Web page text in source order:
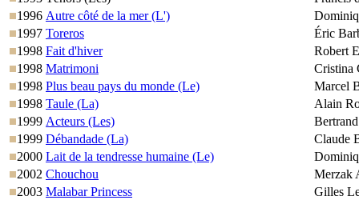
1996 Autre côté de la mer (L')
1997 Toreros
Éric
1998 Fait d'hiver
Robert
1998 Matrimoni
Cristina
1998 Plus beau pays du monde (Le)
Marcel
1998 Taule (La)
Alain
1999 Acteurs (Les)
1999 Débandade (La)
Claude
2000 Lait de la tendresse humaine (Le)
2002 Chouchou
Merzak
2003 Malabar Princess
Gilles